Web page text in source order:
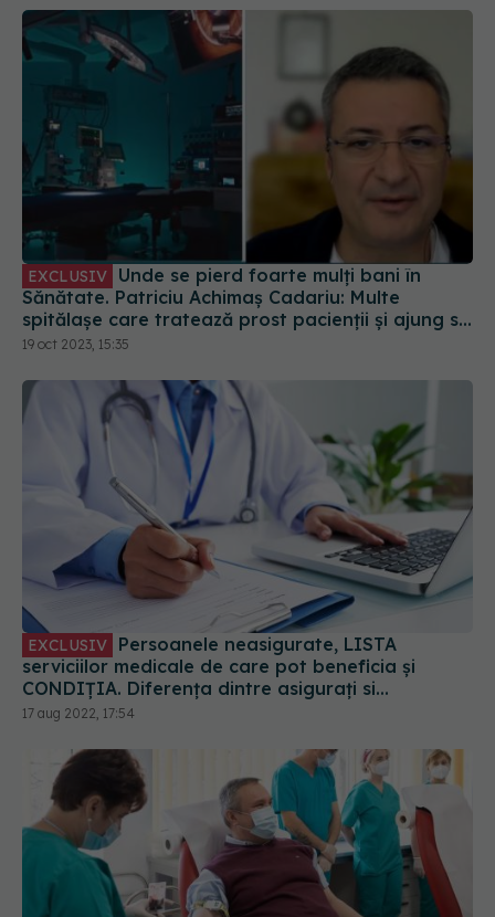
EXCLUSIV
Sănătate. Patriciu Achimaș Cadariu: Multe
spitălașe care tratează prost pacienții și ajung să
fie tratați a doua oară în centrele mari
19 oct 2023, 15:35
EXCLUSIV
serviciilor medicale de care pot beneficia și
CONDIȚIA. Diferența dintre asigurați si
neasigurați. CNAS: 50 de lei pe persoană pe an
17 aug 2022, 17:54